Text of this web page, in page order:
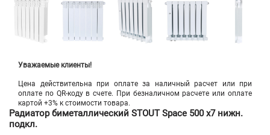
Уважаемые клиенты!
Цена действительна при оплате за наличный расчет или при
оплате по QR-коду в счете. При безналичном расчете или оплате
картой +3% к стоимости товара.
Радиатор биметаллический STOUT Space 500 х7 нижн.
подкл.